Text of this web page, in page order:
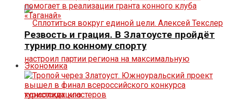
Резвость и грация. В Златоусте пройдёт
турнир по конному спорту
Экономика